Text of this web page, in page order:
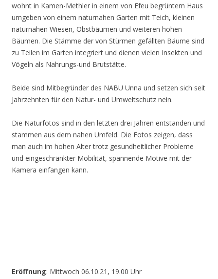
wohnt in Kamen-Methler in einem von Efeu begrüntem Haus
umgeben von einem naturnahen Garten mit Teich, kleinen
naturnahen Wiesen, Obstbäumen und weiteren hohen
Bäumen. Die Stämme der von Stürmen gefällten Bäume sind
zu Teilen im Garten integriert und dienen vielen Insekten und
Vögeln als Nahrungs-und Brutstätte.
Beide sind Mitbegründer des NABU Unna und setzen sich seit
Jahrzehnten für den Natur- und Umweltschutz nein.
Die Naturfotos sind in den letzten drei Jahren entstanden und
stammen aus dem nahen Umfeld. Die Fotos zeigen, dass
man auch im hohen Alter trotz gesundheitlicher Probleme
und eingeschränkter Mobilität, spannende Motive mit der
Kamera einfangen kann.
Eröffnung: Mittwoch 06.10.21, 19.00 Uhr